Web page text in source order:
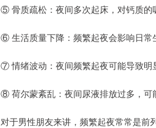
⑤ 骨质疏松：夜间多次起床，对钙质的
⑥ 生活质量下降：频繁起夜会影响日常
⑦ 情绪波动：夜间频繁起夜可能导致明
⑧ 荷尔蒙紊乱：夜间尿液排放过多，可
对于男性朋友来讲，频繁起夜常常是前